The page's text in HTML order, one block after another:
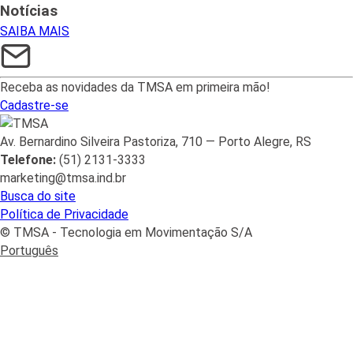
Notícias
SAIBA MAIS
Receba as novidades da TMSA em primeira mão!
Cadastre-se
Av. Bernardino Silveira Pastoriza, 710 — Porto Alegre, RS
Telefone: (51) 2131-3333
marketing@tmsa.ind.br
Busca do site
Política de Privacidade
© TMSA - Tecnologia em Movimentação S/A
Português